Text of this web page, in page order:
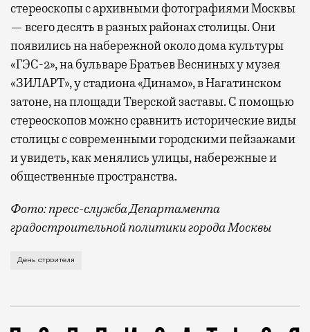
стереоскопы с архивными фотографиями Москвы
— всего десять в разных районах столицы. Они
появились на набережной около дома культуры
«ГЭС-2», на бульваре Братьев Весниных у музея
«ЗИЛАРТ», у стадиона «Динамо», в Нагатинском
затоне, на площади Тверской заставы. С помощью
стереоскопов можно сравнить исторические виды
столицы с современными городскими пейзажами
и увидеть, как менялись улицы, набережные и
общественные пространства.
Фото: пресс-служба Департамента
градостроительной политики города Москвы
В этом году профессиональный праздник День
День строителя